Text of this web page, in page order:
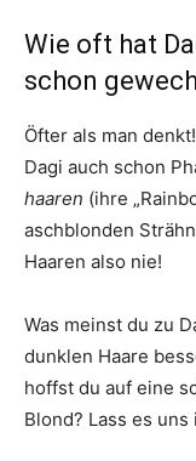
Wie oft hat
schon
Öfter als man
Dagi auch schon
haaren (ihre
aschblonden
Haaren also nie!
Was meinst du zu
dunklen Haare
hoffst du auf eine
Blond? Lass es